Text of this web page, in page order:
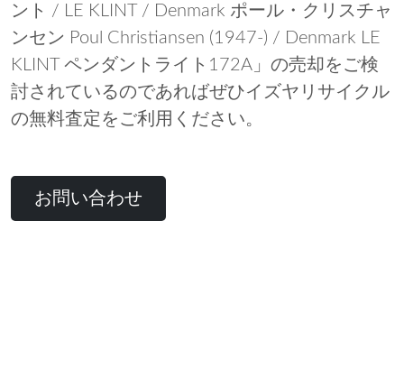
ント / LE KLINT / Denmark ポール・クリスチャ
ンセン Poul Christiansen (1947-) / Denmark LE
KLINT ペンダントライト172A」の売却をご検
討されているのであればぜひイズヤリサイクル
の無料査定をご利用ください。
お問い合わせ